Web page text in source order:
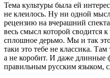
Тема культуры была ей
не клеилось. Ну ни одной
рецензию на вчерашний
весь смысл которой сводится
сплошное дерьмо. Мы и так
таки это тебе не классика.
а не коробит. И даже длинные
правильным русским языком,